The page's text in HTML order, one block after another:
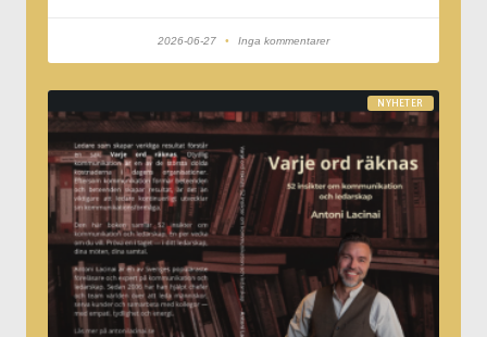
2026-06-27 Inga kommentarer
NYHETER